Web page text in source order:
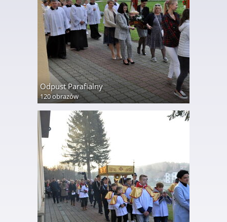
Odpust Parafialny
120 obrazów